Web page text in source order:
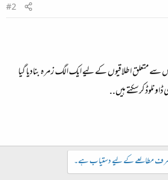
#2
سے متعلق اطلاقیوں کے لیے ایک الگ زمرہ بنادیا گیا
ڈاونلوڈ کرسکتے ہیں..
صرف مطالعے کے لیے دستیاب ہے۔